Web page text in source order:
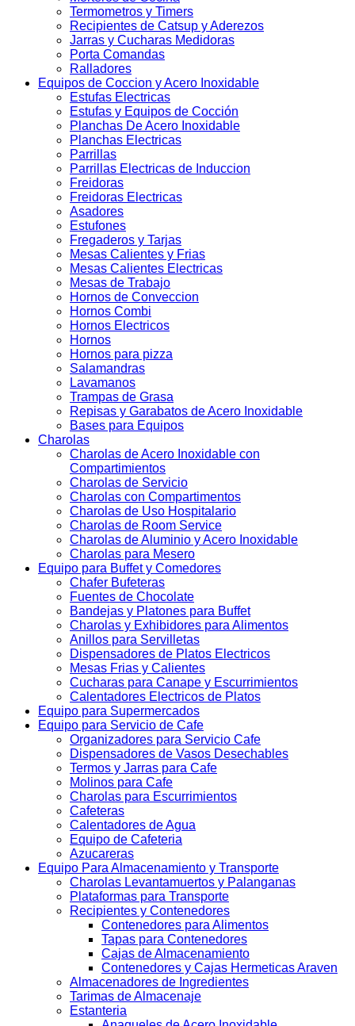
Termometros y Timers
Recipientes de Catsup y Aderezos
Jarras y Cucharas Medidoras
Porta Comandas
Ralladores
Equipos de Coccion y Acero Inoxidable
Estufas Electricas
Estufas y Equipos de Cocción
Planchas De Acero Inoxidable
Planchas Electricas
Parrillas
Parrillas Electricas de Induccion
Freidoras
Freidoras Electricas
Asadores
Estufones
Fregaderos y Tarjas
Mesas Calientes y Frias
Mesas Calientes Electricas
Mesas de Trabajo
Hornos de Conveccion
Hornos Combi
Hornos Electricos
Hornos
Hornos para pizza
Salamandras
Lavamanos
Trampas de Grasa
Repisas y Garabatos de Acero Inoxidable
Bases para Equipos
Charolas
Charolas de Acero Inoxidable con
Compartimientos
Charolas de Servicio
Charolas con Compartimentos
Charolas de Uso Hospitalario
Charolas de Room Service
Charolas de Aluminio y Acero Inoxidable
Charolas para Mesero
Equipo para Buffet y Comedores
Chafer Bufeteras
Fuentes de Chocolate
Bandejas y Platones para Buffet
Charolas y Exhibidores para Alimentos
Anillos para Servilletas
Dispensadores de Platos Electricos
Mesas Frias y Calientes
Cucharas para Canape y Escurrimientos
Calentadores Electricos de Platos
Equipo para Supermercados
Equipo para Servicio de Cafe
Organizadores para Servicio Cafe
Dispensadores de Vasos Desechables
Termos y Jarras para Cafe
Molinos para Cafe
Charolas para Escurrimientos
Cafeteras
Calentadores de Agua
Equipo de Cafeteria
Azucareras
Equipo Para Almacenamiento y Transporte
Charolas Levantamuertos y Palanganas
Plataformas para Transporte
Recipientes y Contenedores
Contenedores para Alimentos
Tapas para Contenedores
Cajas de Almacenamiento
Contenedores y Cajas Hermeticas Araven
Almacenadores de Ingredientes
Tarimas de Almacenaje
Estanteria